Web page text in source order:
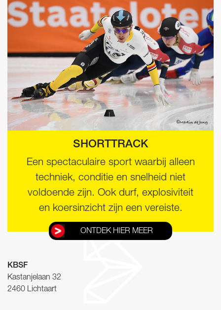
SHORTTRACK
Een spectaculaire sport waarbij alleen
techniek, conditie en snelheid niet
voldoende zijn. Ook durf, explosiviteit
en koersinzicht zijn een vereiste.
ONTDEK HIER MEER
KBSF
Kastanjelaan 32
2460 Lichtaart